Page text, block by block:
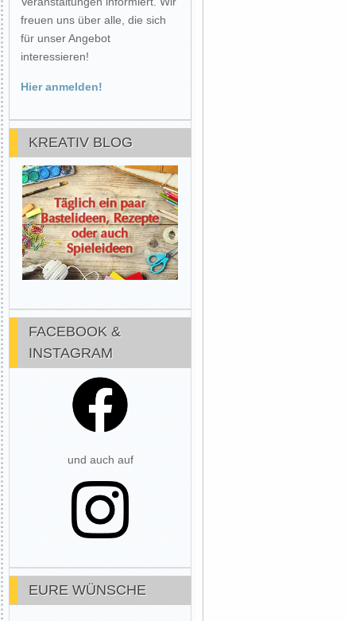
freuen uns über alle, die sich
für unser Angebot
interessieren!
Hier anmelden!
KREATIV BLOG
FACEBOOK &
INSTAGRAM
und auch auf
EURE WÜNSCHE